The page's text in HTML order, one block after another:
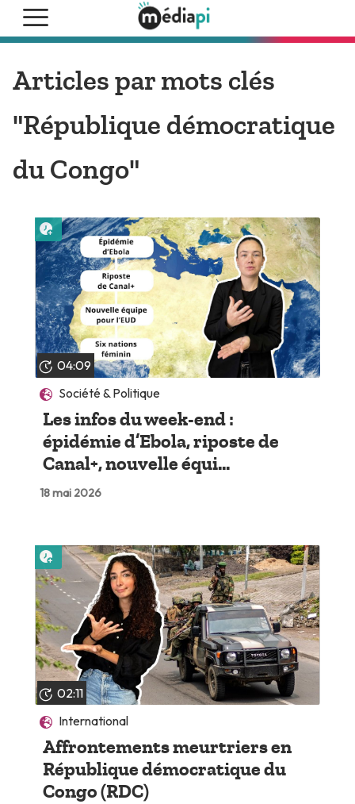
Articles par mots clés
"République démocratique
du Congo"
04:09
Société & Politique
Les infos du week-end :
épidémie d’Ebola, riposte de
Canal+, nouvelle équi...
18 mai 2026
Lire plus tard
02:11
International
Affrontements meurtriers en
République démocratique du
Congo (RDC)
Lire plus tard